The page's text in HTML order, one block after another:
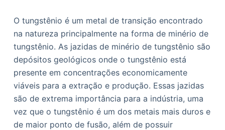
ú
d
o
O tungstênio é um metal de transição encontrado
na natureza principalmente na forma de minério de
tungstênio. As jazidas de minério de tungstênio são
depósitos geológicos onde o tungstênio está
presente em concentrações economicamente
viáveis para a extração e produção. Essas jazidas
são de extrema importância para a indústria, uma
vez que o tungstênio é um dos metais mais duros e
de maior ponto de fusão, além de possuir